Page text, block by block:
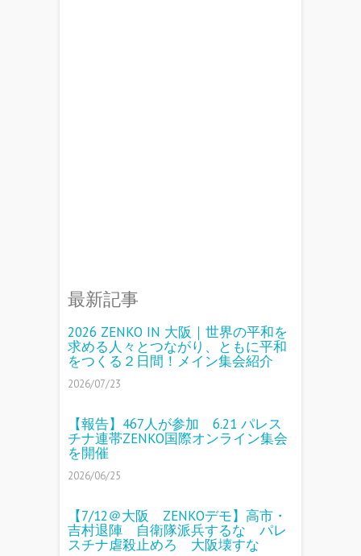
最新記事
2026 ZENKO IN 大阪｜世界の平和を
求める人々とつながり、ともに平和
をつくる２日間！メイン集会紹介
2026/07/23
【報告】467人が参加 6.21 パレス
チナ連帯ZENKO国際オンライン集会
を開催
2026/06/25
【7/12＠大阪 ZENKOデモ】高市・
吉村退陣 自衛隊派兵するな パレ
スチナ虐殺止めろ 大阪壊すな